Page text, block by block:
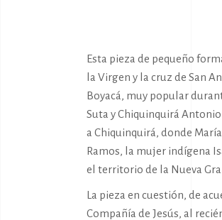
Esta pieza de pequeño
la Virgen y la cruz de San
Boyacá, muy popular
Suta y Chiquinquirá
a Chiquinquirá, donde
Ramos, la mujer indígena
el territorio de la Nueva
La pieza en cuestión, de
Compañía de Jesús, al